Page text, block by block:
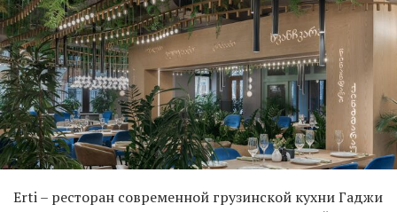
Erti – ресторан современной грузинской кухни Гаджи